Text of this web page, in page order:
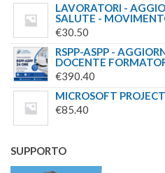
LAVORATORI -
SALUTE -
€30.50
RSPP-ASPP -
DOCENTE
€390.40
MICROSOFT
€85.40
SUPPORTO